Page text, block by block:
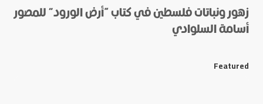
E-mail
*
زهور ونباتات فلسطين في كتاب “أرض الورود” للمصور
أسامة السلوادي
Featured